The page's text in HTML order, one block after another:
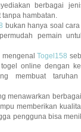
berbagai
tanpa hambatan.
bukan hanya soal
pemain
mengenalTogel158
online dengan
membuat
menawarkan
memberikan
pengguna bisa